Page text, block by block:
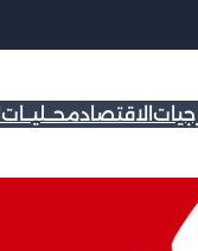
الاقتصادمحــليــات